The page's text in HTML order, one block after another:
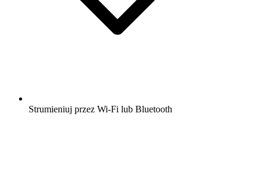
Strumieniuj przez Wi-Fi lub Bluetooth